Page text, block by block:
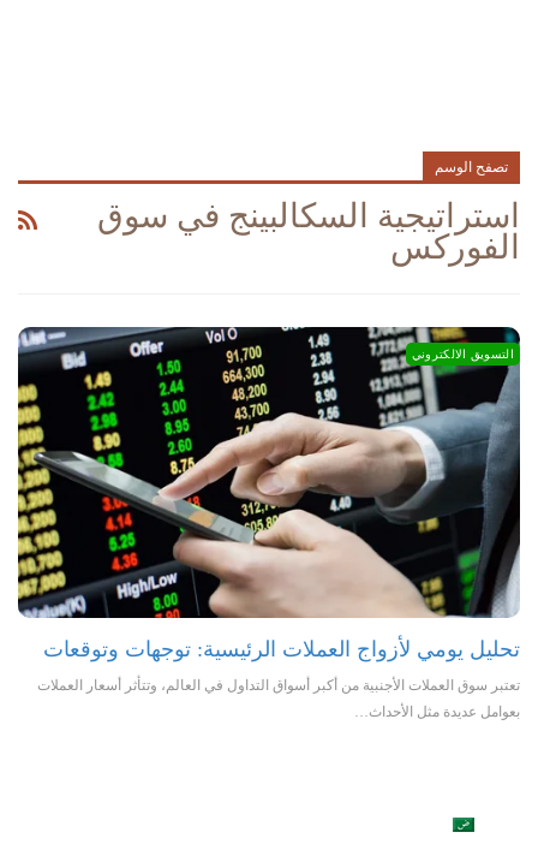
تصفح الوسم
استراتيجية السكالبينج في سوق
الفوركس
التسويق الالكتروني
تحليل يومي لأزواج العملات الرئيسية: توجهات وتوقعات
تعتبر سوق العملات الأجنبية من أكبر أسواق التداول في العالم، وتتأثر أسعار العملات
بعوامل عديدة مثل الأحداث…